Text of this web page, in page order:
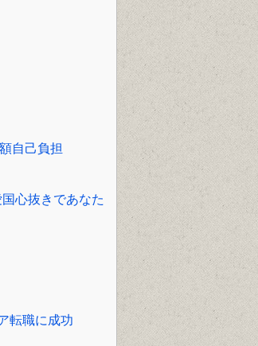
自己負担
心抜きであなた
転職に成功